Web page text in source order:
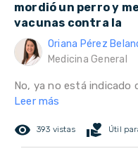
mordió un perro y
vacunas contra la
Oriana Pérez
Medicina General
No, ya no está indicado
Leer más
remove_red_eye 393 vistas volunteer_activism Útil